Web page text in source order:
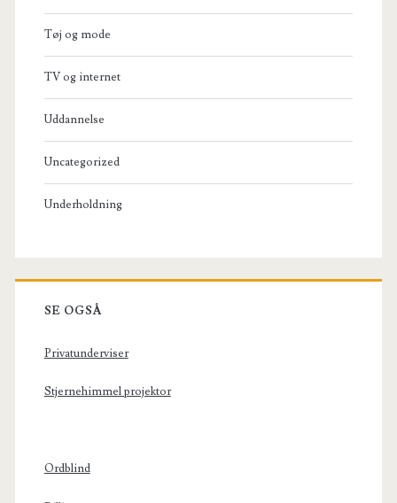
Tøj og mode
TV og internet
Uddannelse
Uncategorized
Underholdning
SE OGSÅ
Privatunderviser
Stjernehimmel projektor
Ordblind